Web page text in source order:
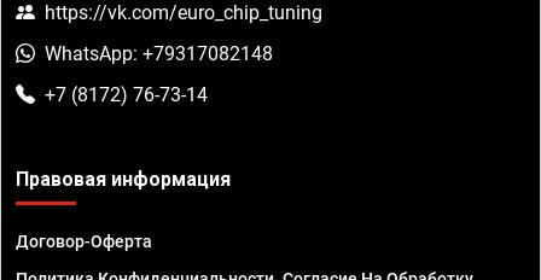
https://vk.com/euro_chip_tuning
WhatsApp: +79317082148
+7 (8172) 76-73-14
Правовая информация
Договор-Оферта